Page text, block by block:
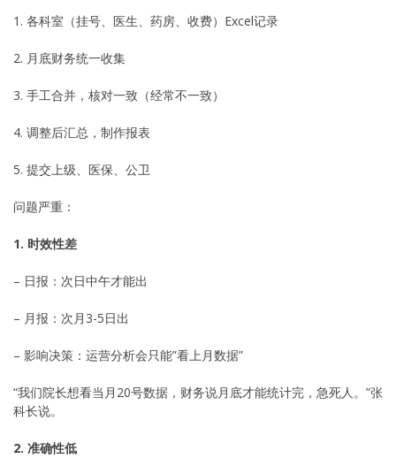
1. 各科室（挂号、医生、药房、收费）Excel记录
2. 月底财务统一收集
3. 手工合并，核对一致（经常不一致）
4. 调整后汇总，制作报表
5. 提交上级、医保、公卫
问题严重：
1. 时效性差
– 日报：次日中午才能出
– 月报：次月3-5日出
– 影响决策：运营分析会只能”看上月数据”
“我们院长想看当月20号数据，财务说月底才能统计完，急死人。”张
科长说。
2. 准确性低